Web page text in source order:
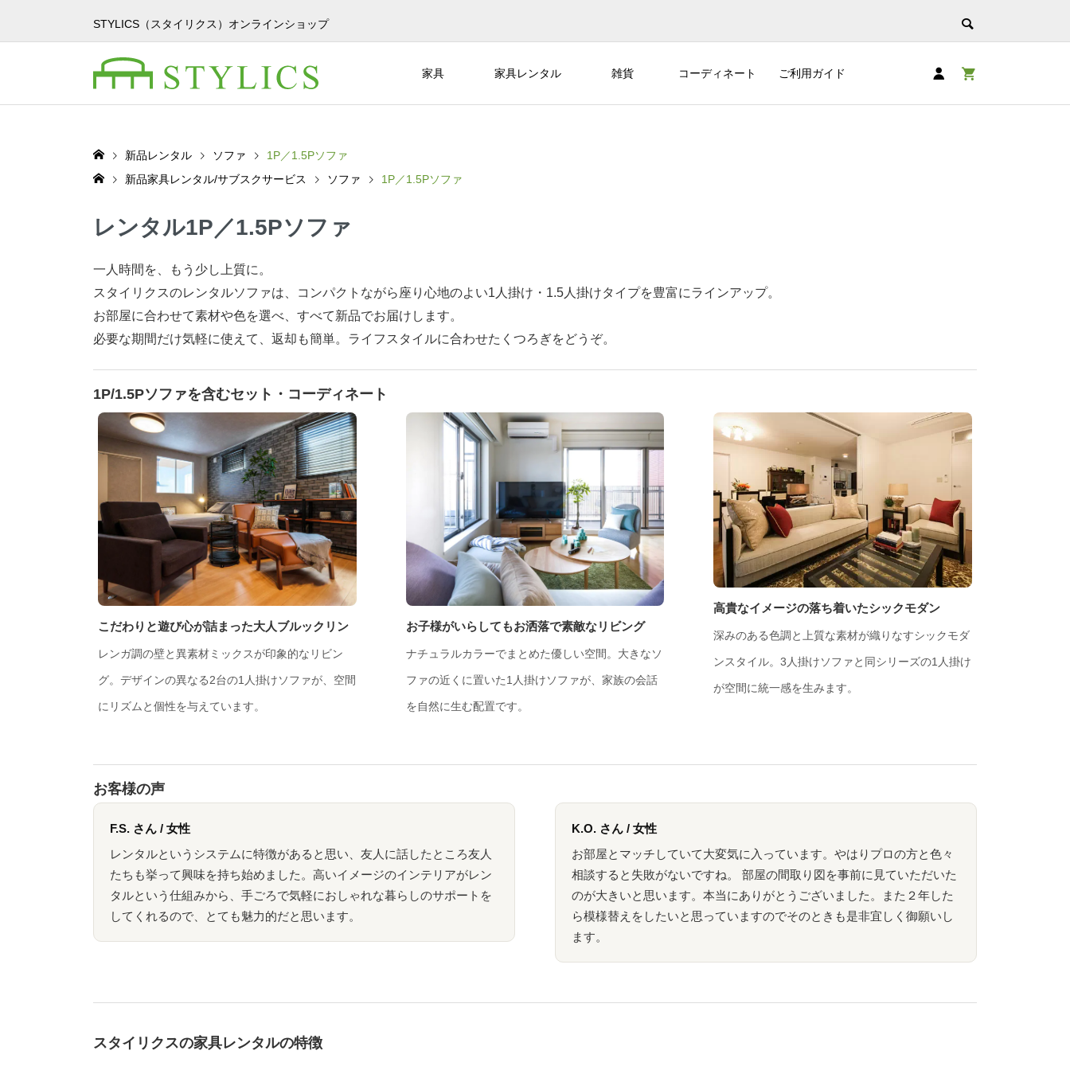
STYLICS（スタイリクス）オンラインショップ
家具 家具レンタル 雑貨 コーディネート ご利用ガイド
新品レンタル ソファ
1P／1.5Pソファ
新品家具レンタル/サブスクサービス
ソファ 1P／1.5Pソファ
レンタル1P／1.5Pソファ
一人時間を、もう少し上質に。
スタイリクスのレンタルソファは、コンパクトながら座り心地のよい1人掛け・1.5人掛けタイプを豊富にラインアップ。
お部屋に合わせて素材や色を選べ、すべて新品でお届けします。
必要な期間だけ気軽に使えて、返却も簡単。ライフスタイルに合わせたくつろぎをどうぞ。
1P/1.5Pソファを含むセット・コーディネート
こだわりと遊び心が詰まった大人ブルックリン
レンガ調の壁と異素材ミックスが印象的なリビン
グ。デザインの異なる2台の1人掛けソファが、空間
にリズムと個性を与えています。
お子様がいらしてもお洒落で素敵なリビング
ナチュラルカラーでまとめた優しい空間。大きなソ
ファの近くに置いた1人掛けソファが、家族の会話
を自然に生む配置です。
高貴なイメージの落ち着いたシックモダン
深みのある色調と上質な素材が織りなすシックモダ
ンスタイル。3人掛けソファと同シリーズの1人掛け
が空間に統一感を生みます。
お客様の声
F.S. さん / 女性
レンタルというシステムに特徴があると思い、友人に話したところ友人
たちも挙って興味を持ち始めました。高いイメージのインテリアがレン
タルという仕組みから、手ごろで気軽におしゃれな暮らしのサポートを
してくれるので、とても魅力的だと思います。
K.O. さん / 女性
お部屋とマッチしていて大変気に入っています。やはりプロの方と色々
相談すると失敗がないですね。 部屋の間取り図を事前に見ていただいた
のが大きいと思います。本当にありがとうございました。また２年した
ら模様替えをしたいと思っていますのでそのときも是非宜しく御願いし
ます。
スタイリクスの家具レンタルの特徴